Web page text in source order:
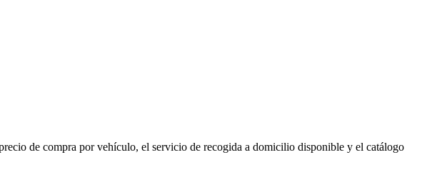
de compra por vehículo, el servicio de recogida a domicilio disponible y el catálogo